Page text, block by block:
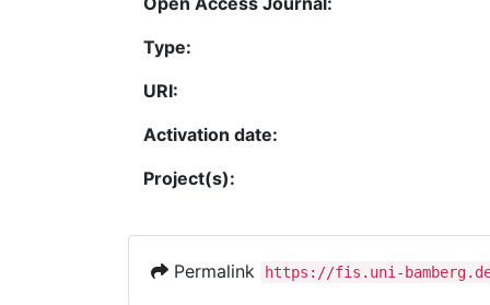
Type:
URI:
Activation date:
Project(s):
Permalink https://fis.uni-